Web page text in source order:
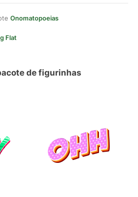
Onomatopoeias
Flat
de figurinhas